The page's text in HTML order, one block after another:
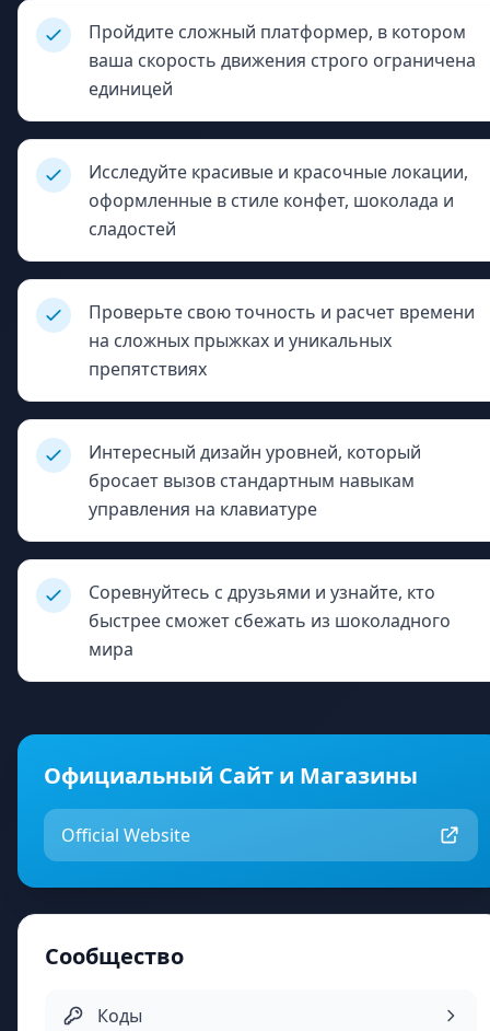
Пройдите сложный платформер, в котором
ваша скорость движения строго ограничена
единицей
Исследуйте красивые и красочные локации,
оформленные в стиле конфет, шоколада и
сладостей
Проверьте свою точность и расчет времени
на сложных прыжках и уникальных
препятствиях
Интересный дизайн уровней, который
бросает вызов стандартным навыкам
управления на клавиатуре
Соревнуйтесь с друзьями и узнайте, кто
быстрее сможет сбежать из шоколадного
мира
Официальный Сайт и Магазины
Official Website
Сообщество
Коды